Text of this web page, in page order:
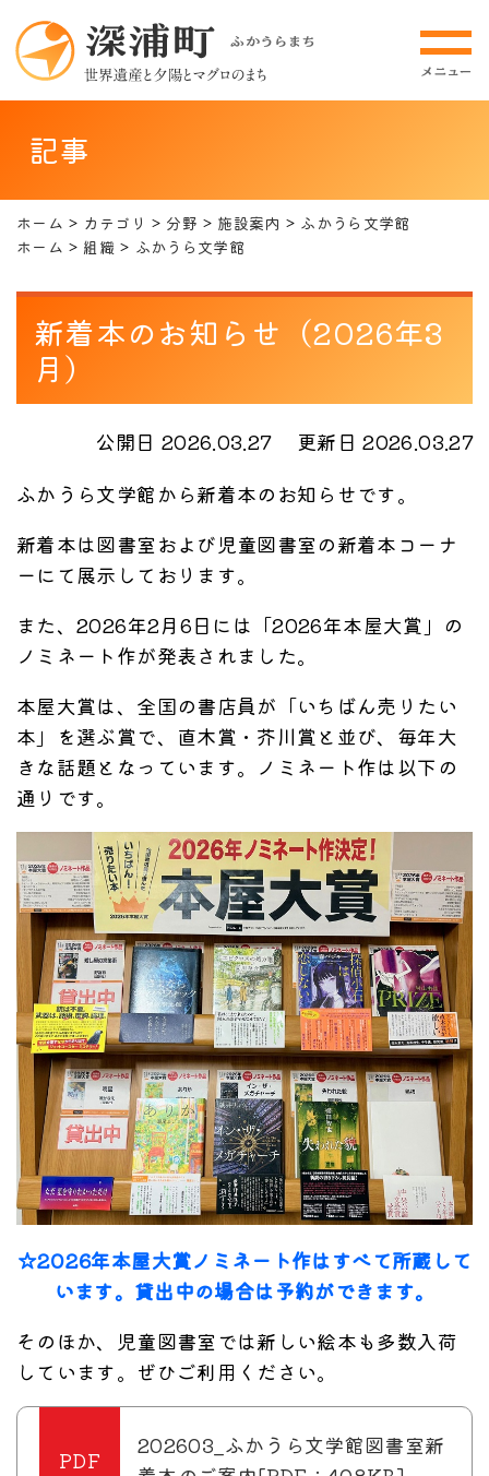
記事
ホーム カテゴリ 分野 施設案内
ふかうら文学館
ホーム
組織 ふかうら文学館
新着本のお知らせ（2026年3
月）
公開日 2026.03.27
更新日 2026.03.27
ふかうら文学館から新着本のお知らせです。
新着本は図書室および児童図書室の新着本コーナ
ーにて展示しております。
また、2026年2月6日には「2026年本屋大賞」の
ノミネート作が発表されました。
本屋大賞は、全国の書店員が「いちばん売りたい
本」を選ぶ賞で、直木賞・芥川賞と並び、毎年大
きな話題となっています。ノミネート作は以下の
通りです。
☆2026年本屋大賞ノミネート作はすべて所蔵して
います。貸出中の場合は予約ができます。
そのほか、児童図書室では新しい絵本も多数入荷
しています。ぜひご利用ください。
202603_ふかうら文学館図書室新